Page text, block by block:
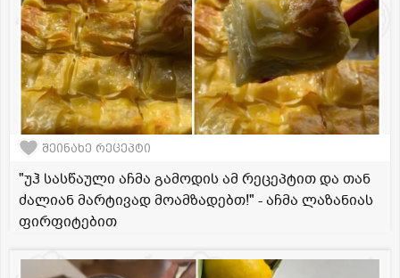
შეინახე რეცეპტი
"უჰ სასწაული აჩმა გამოდის ამ რეცეპტით და თან
ძალიან მარტივად მოამზადებთ!" - აჩმა ლაზანიას
ფირფიტებით